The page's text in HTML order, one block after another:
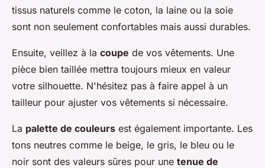
tissus naturels comme le coton, la laine ou la soie
sont non seulement confortables mais aussi durables.
Ensuite, veillez à la coupe de vos vêtements. Une
pièce bien taillée mettra toujours mieux en valeur
votre silhouette. N'hésitez pas à faire appel à un
tailleur pour ajuster vos vêtements si nécessaire.
La palette de couleurs est également importante. Les
tons neutres comme le beige, le gris, le bleu ou le
noir sont des valeurs sûres pour une tenue de